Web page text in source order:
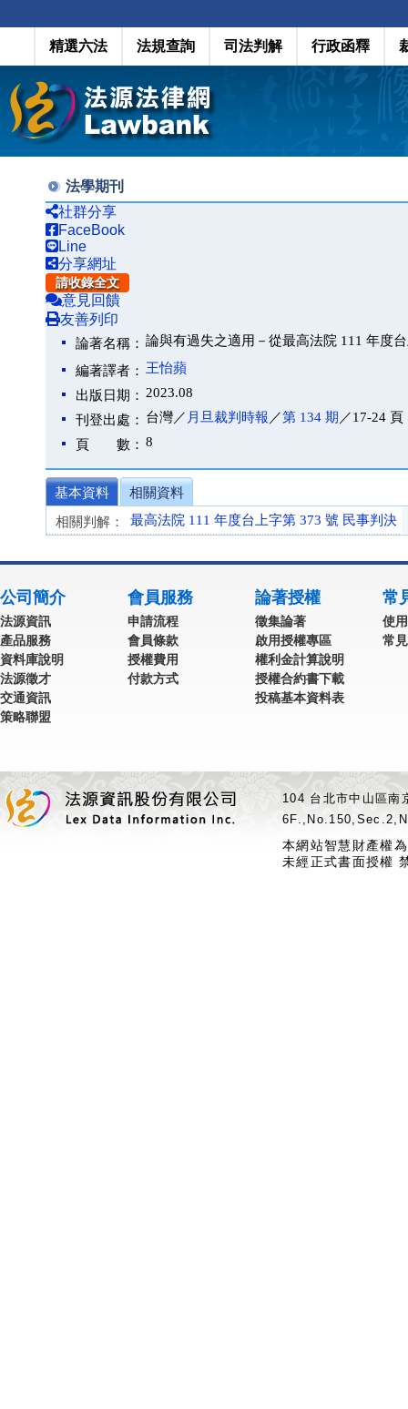
精選六法 法規查詢 司法判解 行政函釋
法學期刊
社群分享
FaceBook
Line
分享網址
請收錄全文
意見回饋
友善列印
論著名稱： 論與有過失之適用－從最高法院 111 年度
編著譯者： 王怡蘋
出版日期： 2023.08
刊登出處： 台灣／ 月旦裁判時報 ／第 134 期 ／17-24 頁
頁 數： 8
基本資料
相關資料
相關判解：
最高法院 111 年度台上字第 373 號 民事判決
公司簡介
法源資訊
產品服務
資料庫說明
法源徵才
交通資訊
策略聯盟
會員服務
申請流程
會員條款
授權費用
付款方式
論著授權
徵集論著
啟用授權專區
權利金計算說明
授權合約書下載
投稿基本資料表
常
使
常
104 台北市中山區
本網站智慧財產權
未經正式書面授權